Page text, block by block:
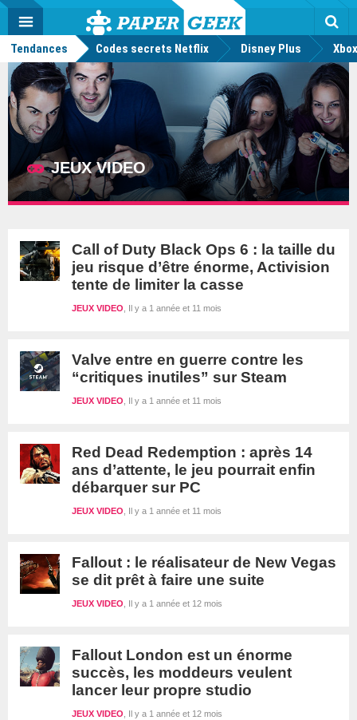
Actu
geek
MENU
Tendances Codes secrets Netflix Disney Plus
JEUX VIDEO
Call of Duty Black Ops 6 : la taille du
jeu risque d’être énorme, Activision
tente de limiter la casse
Il y a 1 année et 11 mois
JEUX VIDEO
Valve entre en guerre contre les
“critiques inutiles” sur Steam
Il y a 1 année et 11 mois
JEUX VIDEO
Red Dead Redemption : après 14
ans d’attente, le jeu pourrait enfin
débarquer sur PC
Il y a 1 année et 11 mois
JEUX VIDEO
Fallout : le réalisateur de New Vegas
se dit prêt à faire une suite
Il y a 1 année et 12 mois
JEUX VIDEO
Fallout London est un énorme
succès, les moddeurs veulent
lancer leur propre studio
Il y a 1 année et 12 mois
JEUX VIDEO
Mode
FacebookTwitter Youtube